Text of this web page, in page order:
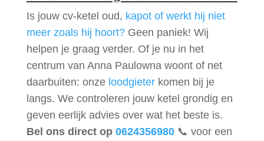
Is jouw cv-ketel oud, kapot of werkt hij niet
meer zoals hij hoort?Geen paniek! Wij
helpen je graag verder. Of je nu in het
centrum van Anna Paulowna woont of net
daarbuiten: onze loodgieterkomen bij je
langs. We controleren jouw ketel grondig en
geven eerlijk advies over wat het beste is.
Bel ons direct op 0624356980📞 voor een